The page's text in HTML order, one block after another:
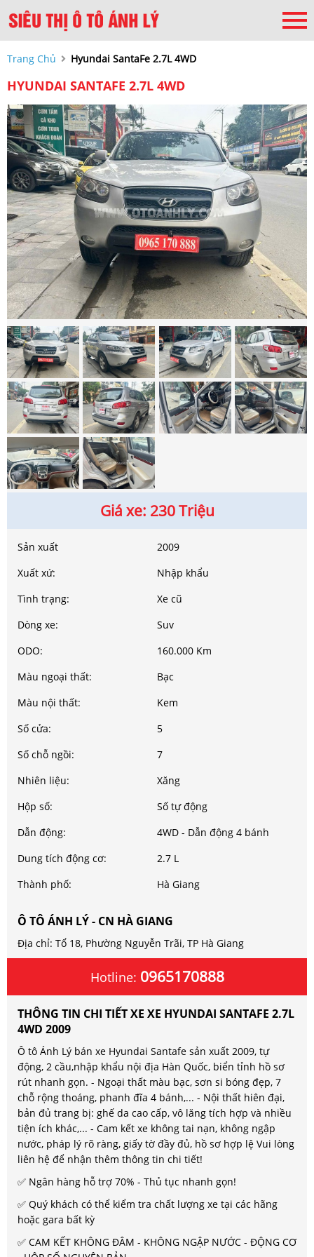
Trang Chủ Hyundai SantaFe 2.7L 4WD
HYUNDAI SANTAFE 2.7L 4WD
Giá xe: 230 Triệu
Sản xuất
2009
Xuất xứ:
Nhập khẩu
Tình trạng:
Xe cũ
Dòng xe:
Suv
ODO:
160.000 Km
Màu ngoại thất:
Bạc
Màu nội thất:
Kem
Số cửa:
5
Số chỗ ngồi:
7
Nhiên liệu:
Xăng
Hộp số:
Số tự động
Dẫn động:
4WD - Dẫn động 4 bánh
Dung tích động cơ:
2.7 L
Thành phố:
Hà Giang
Ô TÔ ÁNH LÝ - CN HÀ GIANG
Địa chỉ: Tổ 18, Phường Nguyễn Trãi, TP Hà Giang
Hotline: 0965170888
THÔNG TIN CHI TIẾT XE XE HYUNDAI SANTAFE 2.7L
4WD 2009
Ô tô Ánh Lý bán xe Hyundai Santafe sản xuất 2009, tự
động, 2 cầu,nhập khẩu nội địa Hàn Quốc, biển tỉnh hồ sơ
rút nhanh gọn. - Ngoại thất màu bạc, sơn si bóng đẹp, 7
chỗ rộng thoáng, phanh đĩa 4 bánh,... - Nội thất hiên đại,
bản đủ trang bị: ghế da cao cấp, vô lăng tích hợp và nhiều
tiện ích khác,... - Cam kết xe không tai nạn, không ngập
nước, pháp lý rõ ràng, giấy tờ đầy đủ, hồ sơ hợp lệ Vui lòng
liên hệ để nhận thêm thông tin chi tiết!
✅ Ngân hàng hỗ trợ 70% - Thủ tục nhanh gọn!
✅ Quý khách có thể kiểm tra chất lượng xe tại các hãng
hoặc gara bất kỳ
✅ CAM KẾT KHÔNG ĐÂM - KHÔNG NGẬP NƯỚC - ĐỘNG CƠ